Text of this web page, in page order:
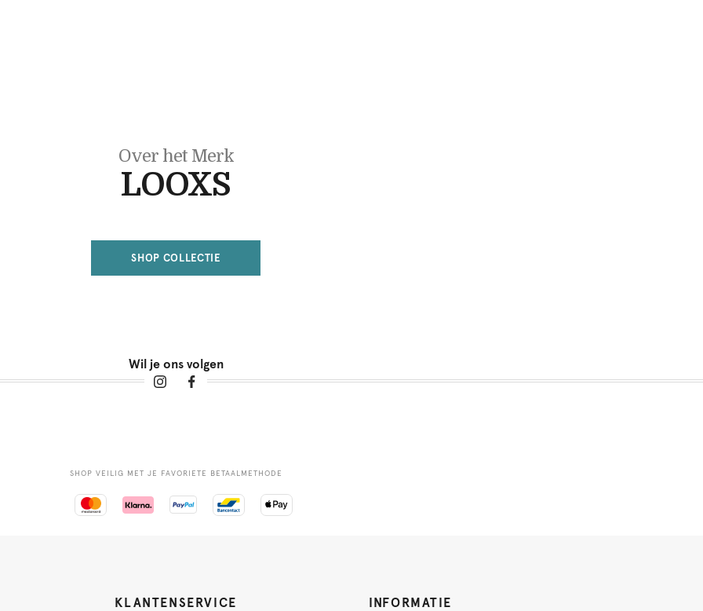
Over het Merk
LOOXS
SHOP COLLECTIE
Wil je ons volgen
SHOP VEILIG MET JE FAVORIETE BETAALMETHODE
KLANTENSERVICE INFORMATIE